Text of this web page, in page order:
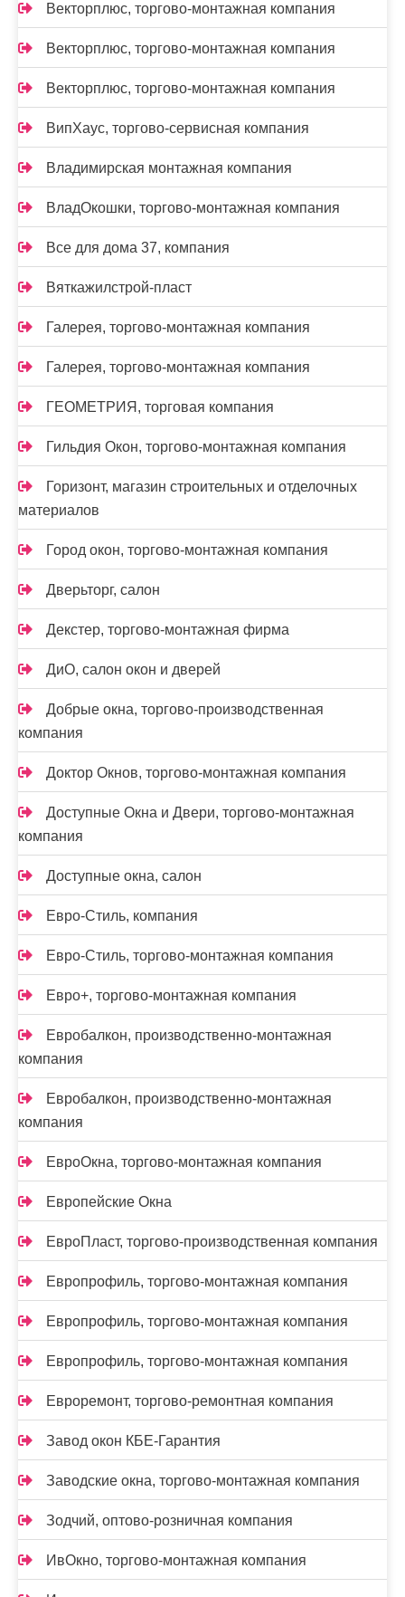
Векторплюс, торгово-монтажная компания
Векторплюс, торгово-монтажная компания
Векторплюс, торгово-монтажная компания
ВипХаус, торгово-сервисная компания
Владимирская монтажная компания
ВладОкошки, торгово-монтажная компания
Все для дома 37, компания
Вяткажилстрой-пласт
Галерея, торгово-монтажная компания
Галерея, торгово-монтажная компания
ГЕОМЕТРИЯ, торговая компания
Гильдия Окон, торгово-монтажная компания
Горизонт, магазин строительных и отделочных
материалов
Город окон, торгово-монтажная компания
Дверьторг, салон
Декстер, торгово-монтажная фирма
ДиО, салон окон и дверей
Добрые окна, торгово-производственная
компания
Доктор Окнов, торгово-монтажная компания
Доступные Окна и Двери, торгово-монтажная
компания
Доступные окна, салон
Евро-Стиль, компания
Евро-Стиль, торгово-монтажная компания
Евро+, торгово-монтажная компания
Евробалкон, производственно-монтажная
компания
Евробалкон, производственно-монтажная
компания
ЕвроОкна, торгово-монтажная компания
Европейские Окна
ЕвроПласт, торгово-производственная компания
Европрофиль, торгово-монтажная компания
Европрофиль, торгово-монтажная компания
Европрофиль, торгово-монтажная компания
Евроремонт, торгово-ремонтная компания
Завод окон КБЕ-Гарантия
Заводские окна, торгово-монтажная компания
Зодчий, оптово-розничная компания
ИвОкно, торгово-монтажная компания